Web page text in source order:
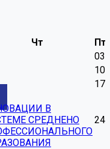
Чт Пт
03
10
17
В
СРЕДНЕНО
24